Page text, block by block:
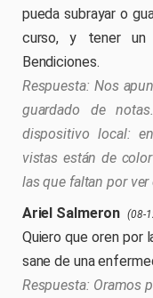
pueda subrayar o
curso, y tener un
Bendiciones.
Nos
guardado de
dispositivo local:
vistas están de
las que faltan por ver
Ariel Salmeron (08-
Quiero que oren por
sane de una
Oramos